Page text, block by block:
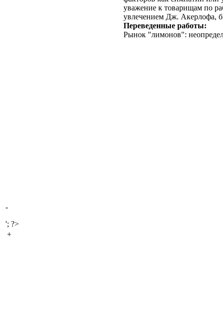
уважение к товарищам по
увлечением Дж. Акерлофа,
Переведенные работы:
Рынок "лимонов":
-
'; ?>
+